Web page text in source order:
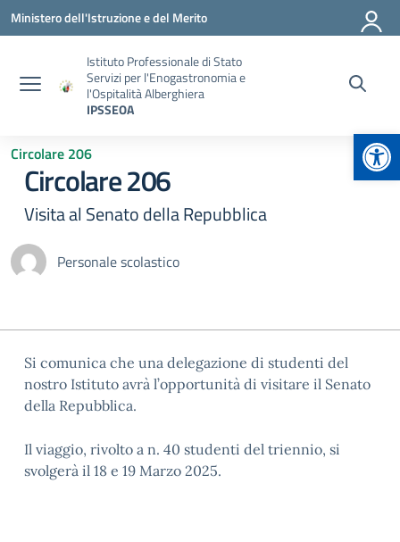
Vai ai contenuti
Vai al menu di navigazione
Vai al footer
Ministero dell'Istruzione e del Merito
Istituto Professionale di Stato
Servizi per l'Enogastronomia e
l'Ospitalità Alberghiera
IPSSEOA
Circolare 206
Circolare 206
Visita al Senato della Repubblica
Personale scolastico
Si comunica che una delegazione di studenti del
nostro Istituto avrà l’opportunità di visitare il Senato
della Repubblica.
Il viaggio, rivolto a n. 40 studenti del triennio, si
svolgerà il 18 e 19 Marzo 2025.